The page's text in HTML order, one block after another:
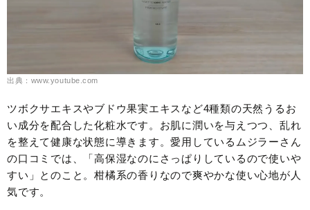
出典：www.youtube.com
ツボクサエキスやブドウ果実エキスなど4種類の天然うるお
い成分を配合した化粧水です。お肌に潤いを与えつつ、乱れ
を整えて健康な状態に導きます。愛用しているムジラーさん
の口コミでは、「高保湿なのにさっぱりしているので使いや
すい」とのこと。柑橘系の香りなので爽やかな使い心地が人
気です。